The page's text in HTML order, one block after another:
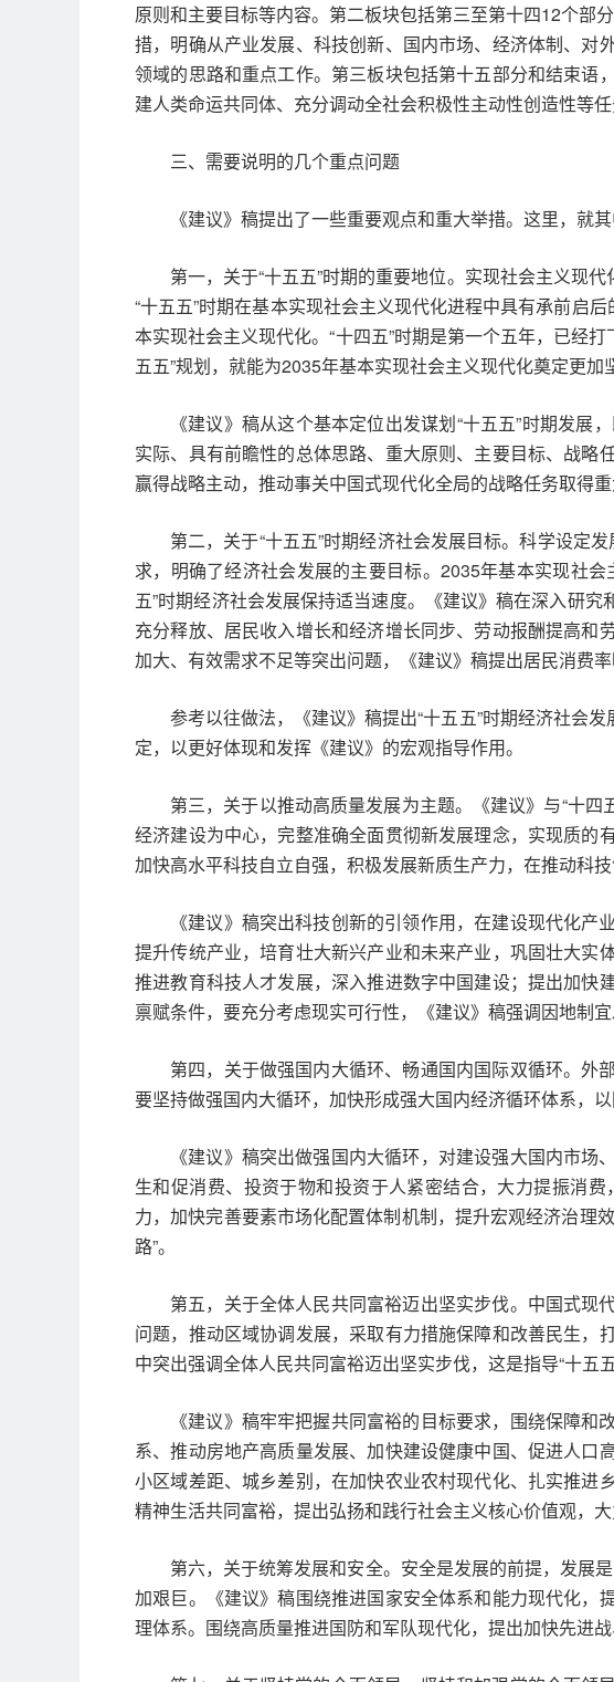
原则和主要目标等内容。第二板块包括第三至第十四12个部
措，明确从产业发展、科技创新、国内市场、经济体制、
领域的思路和重点工作。第三板块包括第十五部分和结束
建人类命运共同体、充分调动全社会积极性主动性创造性等任
三、需要说明的几个重点问题
《建议》稿提出了一些重要观点和重大举措。这里，就
第一，关于“十五五”时期的重要地位。实现社会主义现
“十五五”时期在基本实现社会主义现代化进程中具有承前启
本实现社会主义现代化。“十四五”时期是第一个五年，已经
五五”规划，就能为2035年基本实现社会主义现代化奠定更加
《建议》稿从这个基本定位出发谋划“十五五”时期发
实际、具有前瞻性的总体思路、重大原则、主要目标、战
赢得战略主动，推动事关中国式现代化全局的战略任务取得
第二，关于“十五五”时期经济社会发展目标。科学设定
求，明确了经济社会发展的主要目标。2035年基本实现社
五”时期经济社会发展保持适当速度。《建议》稿在深入研
充分释放、居民收入增长和经济增长同步、劳动报酬提高
加大、有效需求不足等突出问题，《建议》稿提出居民消费
参考以往做法，《建议》稿提出“十五五”时期经济社会
定，以更好体现和发挥《建议》的宏观指导作用。
第三，关于以推动高质量发展为主题。《建议》与“十
经济建设为中心，完整准确全面贯彻新发展理念，实现质
加快高水平科技自立自强，积极发展新质生产力，在推动科
《建议》稿突出科技创新的引领作用，在建设现代化
提升传统产业，培育壮大新兴产业和未来产业，巩固壮大
推进教育科技人才发展，深入推进数字中国建设；提出加
禀赋条件，要充分考虑现实可行性，《建议》稿强调因地制
第四，关于做强国内大循环、畅通国内国际双循环。外
要坚持做强国内大循环，加快形成强大国内经济循环体系，
《建议》稿突出做强国内大循环，对建设强大国内市
生和促消费、投资于物和投资于人紧密结合，大力提振消
力，加快完善要素市场化配置体制机制，提升宏观经济治理
路”。
第五，关于全体人民共同富裕迈出坚实步伐。中国式
问题，推动区域协调发展，采取有力措施保障和改善民生
中突出强调全体人民共同富裕迈出坚实步伐，这是指导“十五
《建议》稿牢牢把握共同富裕的目标要求，围绕保障
系、推动房地产高质量发展、加快建设健康中国、促进人
小区域差距、城乡差别，在加快农业农村现代化、扎实推
精神生活共同富裕，提出弘扬和践行社会主义核心价值观，
第六，关于统筹发展和安全。安全是发展的前提，发展
加艰巨。《建议》稿围绕推进国家安全体系和能力现代化
理体系。围绕高质量推进国防和军队现代化，提出加快先进